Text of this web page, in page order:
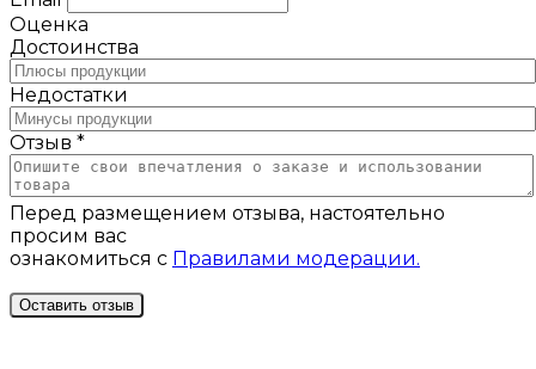
Оценка
Достоинства
Недостатки
Отзыв *
Перед размещением отзыва, настоятельно
просим вас
ознакомиться с Правилами модерации.